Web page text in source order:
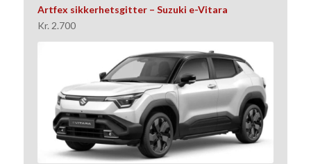
Artfex sikkerhetsgitter – Suzuki e-Vitara
Kr. 2.700